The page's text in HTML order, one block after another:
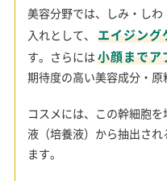
美容分野では、しみ・し
入れとして、
エイジング
す。さらには 小顔までア
期待度の高い美容成分・原
コスメには、この幹細胞
液（培養液）から抽出さ
ます。